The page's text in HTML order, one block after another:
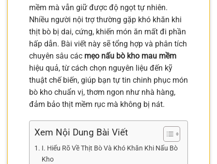
mềm mà vẫn giữ được độ ngọt tự nhiên.
Nhiều người nội trợ thường gặp khó khăn khi
thịt bò bị dai, cứng, khiến món ăn mất đi phần
hấp dẫn. Bài viết này sẽ tổng hợp và phân tích
chuyên sâu các mẹo nấu bò kho mau mềm
hiệu quả, từ cách chọn nguyên liệu đến kỹ
thuật chế biến, giúp bạn tự tin chinh phục món
bò kho chuẩn vị, thơm ngon như nhà hàng,
đảm bảo thịt mềm rục mà không bị nát.
Xem Nội Dung Bài Viết
I. Hiểu Rõ Về Thịt Bò Và Khó Khăn Khi Nấu Bò
Kho